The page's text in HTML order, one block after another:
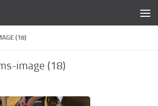
(18)
image (18)